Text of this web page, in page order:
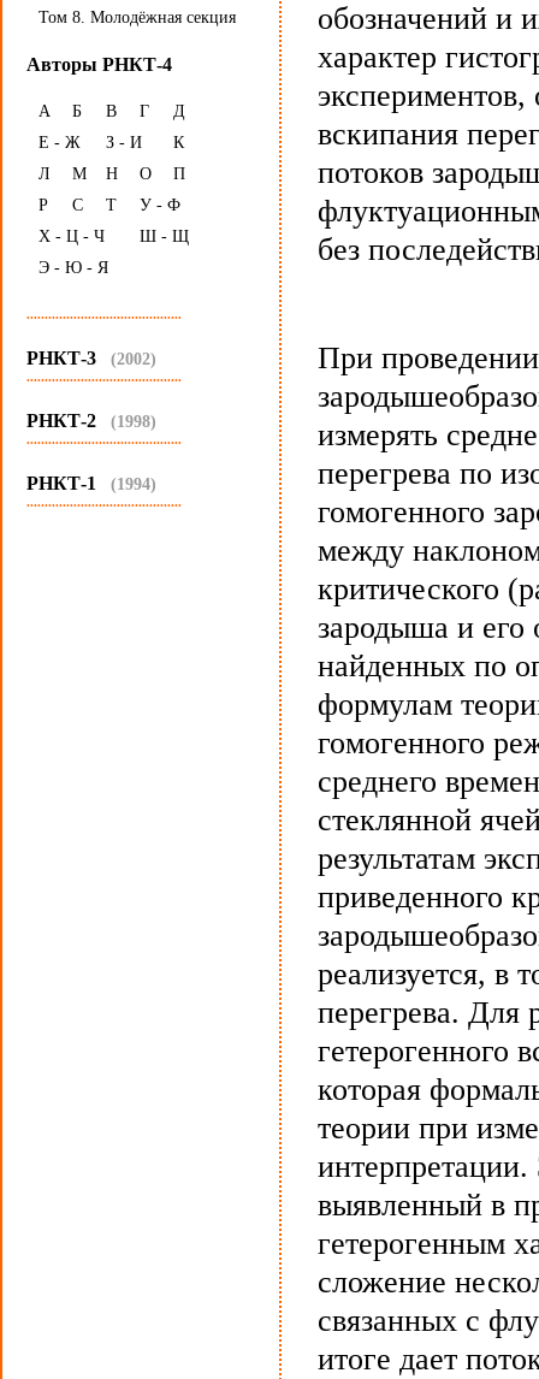
Том 8. Молодёжная секция
Авторы РНКТ-4
А Б В Г
Д
Е - Ж
З - И
К
Л
М Н О
П
Р
С Т
У - Ф
Х - Ц - Ч
Ш - Щ
Э - Ю - Я
...........................................
РНКТ-3 (2002)
...........................................
РНКТ-2 (1998)
...........................................
РНКТ-1 (1994)
...........................................
обозначений и
характер
экспериментов,
вскипания
потоков
без
При
измерять
перегрева по
гомогенного
между
критического
зародыша и его
найденных по
формулам
гомогенного
среднего
стеклянной
результатам
приведенного
реализуется, в
перегрева. Для
гетерогенного
которая
теории при
выявленный в
гетерогенным
сложение
связанных с
итоге дает